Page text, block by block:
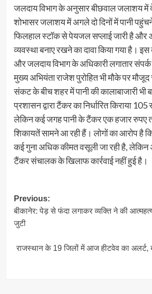
जलदाय विभाग के अनुसार बीछवाल जलाशय में
शोभासर जलाशय में अगले दो दिनों में पानी
फिलहाल स्टॉक से पेयजल सप्लाई जारी है और
व्यवस्था बनाए रखने का दावा किया गया है।
और जलदाय विभाग के अधिकारी लगातार
मुख्य अभियंता राजेश पुरोहित भी मौके पर
संकट के बीच शहर में पानी की कालाबाजारी भी
प्रशासन द्वारा टैंकर का निर्धारित किराया 105
लेकिन कई जगह पानी के टैंकर एक हजार रुपए
शिकायतें सामने आ रही हैं। लोगों का आरोप है कि
कई गुना अधिक कीमत वसूली जा रही है, लेकिन
टैंकर संचालक के खिलाफ कार्रवाई नहीं हुई है।
Post
navigation
Previous:
बीकानेर: पेड़ से फंदा लगाकर व्यक्ति ने की
जुटी
राजस्थान के 19 जिलों में आज हीटवेव का अलर्ट,